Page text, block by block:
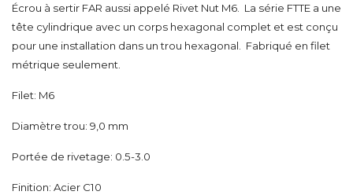
Écrou à sertir FAR aussi appelé Rivet Nut M6. La série FTTE a une
tête cylindrique avec un corps hexagonal complet et est conçu
pour une installation dans un trou hexagonal. Fabriqué en filet
métrique seulement.
Filet: M6
Diamètre trou: 9,0 mm
Portée de rivetage: 0.5-3.0
Finition: Acier C10